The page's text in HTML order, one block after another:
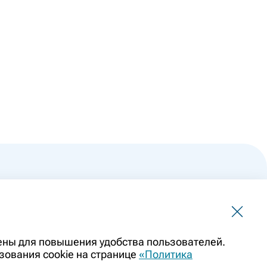
должна использоваться для самостоятельной
заменой очной консультации врача. Перед применением
препарата. Информация о лекарственных
для повышения удобства пользователей.
cookie на странице «Политика